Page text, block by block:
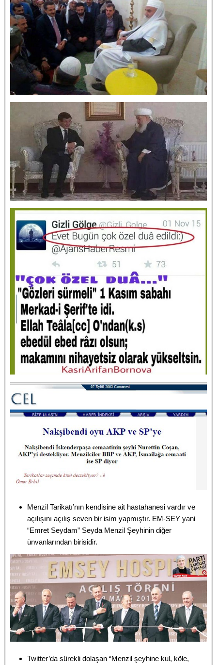
Menzil Tarikatı’nın kendisine ait hastahanesi vardır ve
açılışını açılış seven bir isim yapmıştır. EM-SEY yani
“Emret Seydam” Seyda Menzil Şeyhinin diğer
ünvanlarından birisidir.
Twitter’da sürekli dolaşan “Menzil şeyhine kul, köle,